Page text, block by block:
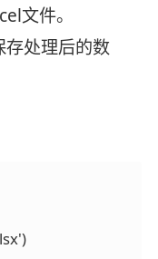
文件。
处理后的数